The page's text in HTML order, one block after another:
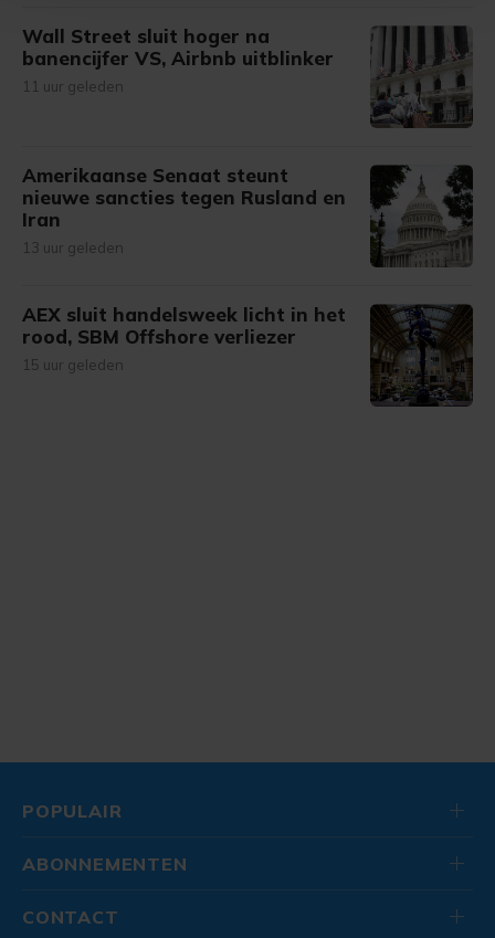
bezoek makkelijker en persoonlijker. Op
onze cookiepagina kun je ons cookiebeleid bekijken en je
gemaakte keuze altijd wijzigen of intrekken.
Wall Street sluit hoger na
banencijfer VS, Airbnb uitblinker
11 uur geleden
Amerikaanse Senaat steunt
nieuwe sancties tegen Rusland en
Iran
13 uur geleden
AEX sluit handelsweek licht in het
rood, SBM Offshore verliezer
15 uur geleden
POPULAIR
ABONNEMENTEN
CONTACT